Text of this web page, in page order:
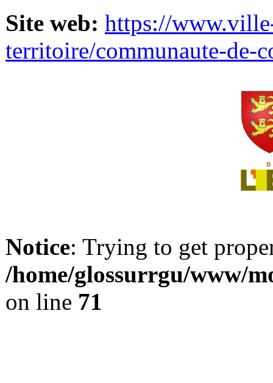
Site web: https://
territoire/communaute-de-
Notice: Trying to get
/home/glossurrgu/www/
on line 71